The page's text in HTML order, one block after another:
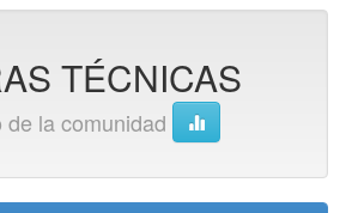
TÉCNICAS
de la comunidad